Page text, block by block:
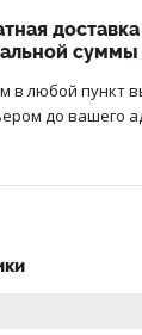
суммы
в любой пункт
до вашего